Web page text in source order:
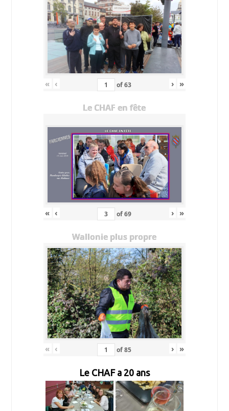
« ‹ of63 › »
Le CHAF en fête
« ‹ of69 › »
Wallonie plus propre
« ‹ of85 › »
Le CHAF a 20 ans